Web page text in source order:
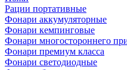
Рации портативные
Фонари аккумуляторные
Фонари кемпинговые
Фонари многостороннего
Фонари премиум класса
Фонари светодиодные